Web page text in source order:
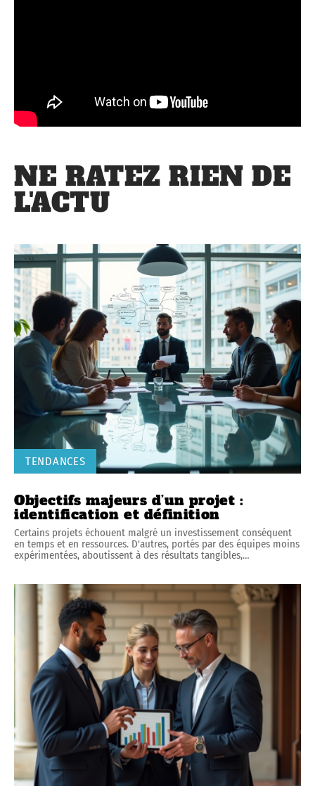
NE RATEZ RIEN DE
L'ACTU
TENDANCES
Objectifs majeurs d’un projet :
identification et définition
Certains projets échouent malgré un investissement conséquent
en temps et en ressources. D'autres, portés par des équipes moins
expérimentées, aboutissent à des résultats tangibles,…